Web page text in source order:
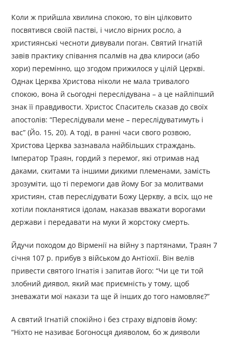
Коли ж прийшла хвилина спокою, то він цілковито
посвятився своїй пастві, і число вірних росло, а
християнські чесноти дивували поган. Святий Ігнатій
завів практику співання псалмів на два клироси (або
хори) перемінно, що згодом прижилося у цілій Церкві.
Однак Церква Христова ніколи не мала тривалого
спокою, вона й сьогодні переслідувана – а це найліпший
знак її правдивости. Христос Спаситель сказав до своїх
апостолів: “Переслідували мене – переслідуватимуть і
вас” (Йо. 15, 20). А тоді, в ранні часи свого розвою,
Христова Церква зазнавала найбільших страждань.
Імператор Траян, гордий з перемог, які отримав над
даками, скитами та іншими дикими племенами, замість
зрозуміти, що ті перемоги дав йому Бог за молитвами
християн, став переслідувати Божу Церкву, а всіх, що не
хотіли покланятися ідолам, наказав вважати ворогами
держави і передавати на муки й жорстоку смерть.
Йдучи походом до Вірменії на війну з партянами, Траян 7
січня 107 р. прибув з військом до Антіохії. Він велів
привести святого Ігнатія і запитав його: “Чи це ти той
злобний диявол, який має приємність у тому, щоб
зневажати мої накази та ще й інших до того намовляє?”
А святий Ігнатій спокійно і без страху відповів йому:
“Ніхто не називає Богоносця дияволом, бо ж дияволи